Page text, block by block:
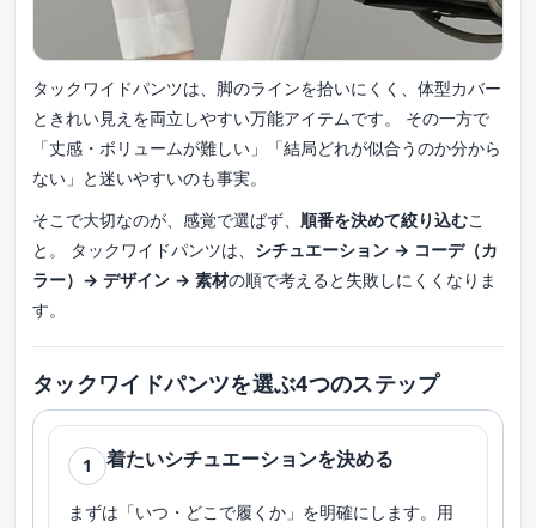
タックワイドパンツは、脚のラインを拾いにくく、体型カバー
ときれい見えを両立しやすい万能アイテムです。 その一方で
「丈感・ボリュームが難しい」「結局どれが似合うのか分から
ない」と迷いやすいのも事実。
そこで大切なのが、感覚で選ばず、 順番を決めて絞り込むこ
と。 タックワイドパンツは、 シチュエーション → コーデ（カ
ラー）→ デザイン → 素材の順で考えると失敗しにくくなりま
す。
タックワイドパンツを選ぶ4つのステップ
1 着たいシチュエーションを決める
まずは「いつ・どこで履くか」を明確にします。用